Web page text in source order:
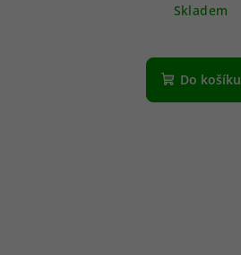
Skladem
Do košíku